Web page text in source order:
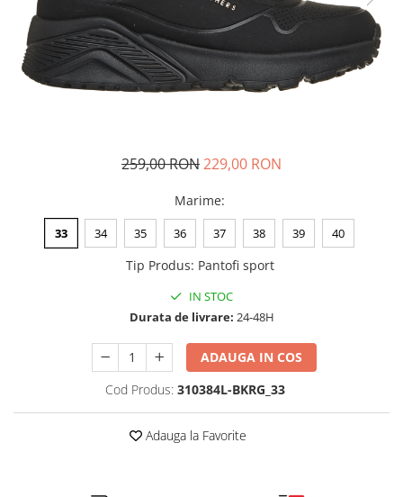
Tricouri copii
Pantaloni lungi copii
Bluze copii
Geci si veste copii
Ingrijire incaltaminte
Rucsaci
Caciuli
259,00 RON229,00 RON
Marime:
33 34 35 36 37 38 39 40
Tip Produs: Pantofi sport
IN STOC
Durata de livrare: 24-48H
ADAUGA IN COS
Cod Produs: 310384L-BKRG_33
Adauga la Favorite